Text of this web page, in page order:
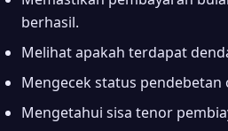
berhasil.
Melihat apakah terdapat
Mengecek status pendebetan
Mengetahui sisa tenor